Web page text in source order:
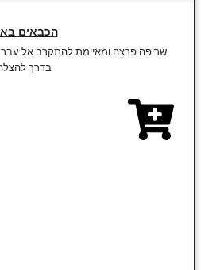
הכבאים
שריפה פרצה ומאיימת להתקרב אל
בדרך